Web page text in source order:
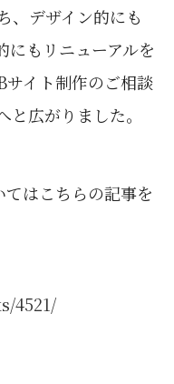
、デザイン的にも
にもリニューアルを
イト制作のご相談
広がりました。
はこちらの記事を
4521/